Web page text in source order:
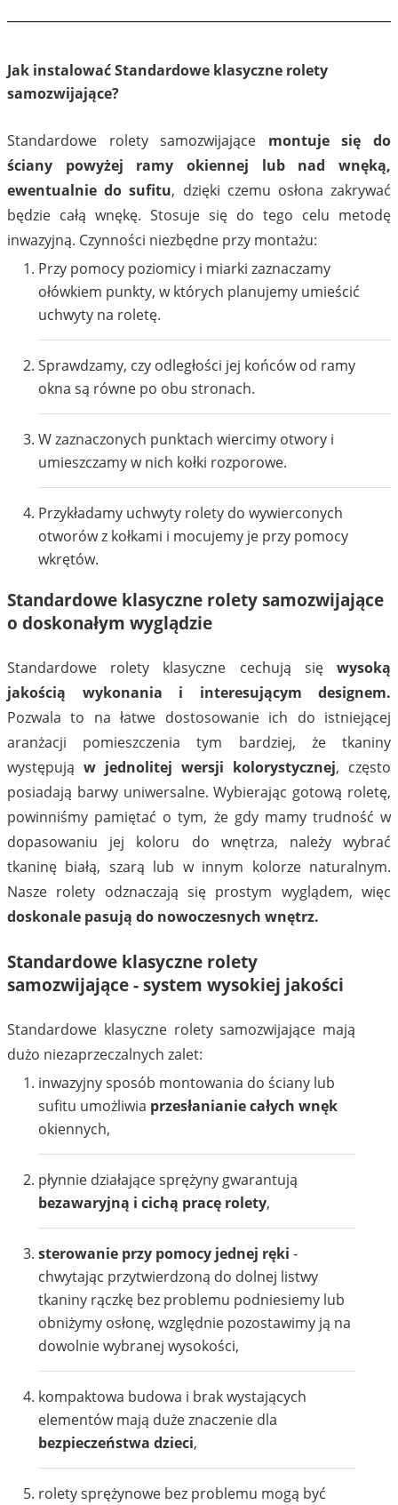
Standardowe klasyczne rolety
samozwijające - system wysokiej jakości
Standardowe klasyczne rolety samozwijające mają
dużo niezaprzeczalnych zalet:
inwazyjny sposób montowania do ściany lub
sufitu umożliwia przesłanianie całych wnęk
okiennych,
płynnie działające sprężyny gwarantują
bezawaryjną i cichą pracę rolety,
sterowanie przy pomocy jednej ręki -
chwytając przytwierdzoną do dolnej listwy
tkaniny rączkę bez problemu podniesiemy lub
obniżymy osłonę, względnie pozostawimy ją na
dowolnie wybranej wysokości,
kompaktowa budowa i brak wystających
elementów mają duże znaczenie dla
bezpieczeństwa dzieci,
rolety sprężynowe bez problemu mogą być
Jak instalować Standardowe klasyczne rolety
samozwijające?
Standardowe rolety samozwijające montuje się do
ściany powyżej ramy okiennej lub nad wnęką,
ewentualnie do sufitu, dzięki czemu osłona zakrywać
będzie całą wnękę. Stosuje się do tego celu metodę
inwazyjną. Czynności niezbędne przy montażu:
Przy pomocy poziomicy i miarki zaznaczamy
ołówkiem punkty, w których planujemy umieścić
uchwyty na roletę.
Sprawdzamy, czy odległości jej końców od ramy
okna są równe po obu stronach.
W zaznaczonych punktach wiercimy otwory i
umieszczamy w nich kołki rozporowe.
Przykładamy uchwyty rolety do wywierconych
otworów z kołkami i mocujemy je przy pomocy
wkrętów.
Standardowe klasyczne rolety samozwijające
o doskonałym wyglądzie
Standardowe rolety klasyczne cechują się wysoką
jakością wykonania i interesującym designem.
Pozwala to na łatwe dostosowanie ich do istniejącej
aranżacji pomieszczenia tym bardziej, że tkaniny
występują w jednolitej wersji kolorystycznej, często
posiadają barwy uniwersalne. Wybierając gotową roletę,
powinniśmy pamiętać o tym, że gdy mamy trudność w
dopasowaniu jej koloru do wnętrza, należy wybrać
tkaninę białą, szarą lub w innym kolorze naturalnym.
Nasze rolety odznaczają się prostym wyglądem, więc
doskonale pasują do nowoczesnych wnętrz.